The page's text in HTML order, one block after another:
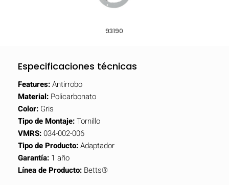
93190
Especificaciones técnicas
Features:Antirrobo
Material: Policarbonato
Color: Gris
Tipo de Montaje:Tornillo
VMRS:034-002-006
Tipo de Producto:Adaptador
Garantía: 1 año
Línea de Producto: Betts®